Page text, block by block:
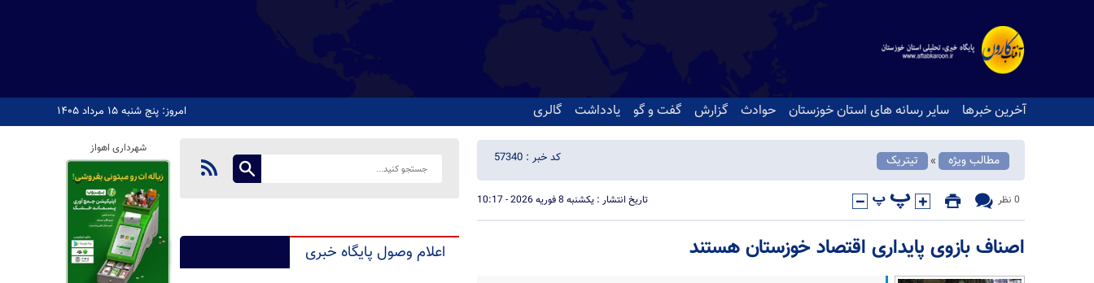
آخرین خبرها سایر رسانه های استان خوزستان حوادث گزارش گفت و گو یادداشت گالری امروز: پنج شنبه ۱۵ مرداد ۱۴۰۵
تیتریک « مطالب ویژه کد خبر : 57340
0 نظر تاریخ انتشار : یکشنبه 8 فوریه 2026 - 10:17
اصناف بازوی پایداری اقتصاد خوزستان هستند اعلام وصول پایگاه خبری
شهرداری اهواز